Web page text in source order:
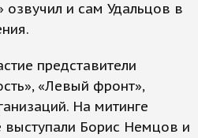
и сам Удальцов в
представители
«Левый фронт»,
На митинге
выступали Борис Немцов и